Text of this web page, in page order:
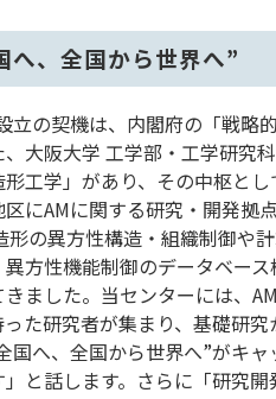
へ、全国から世界へ”
立の契機は、内閣府の「戦略
大阪大学 工学部・工学研究
工学」があり、その中枢と
にAMに関する研究・開発拠
形の異方性構造・組織制御や
方性機能制御のデータベー
ました。当センターには、
た研究者が集まり、基礎研
国へ、全国から世界へ”がキ
と話します。さらに「研究